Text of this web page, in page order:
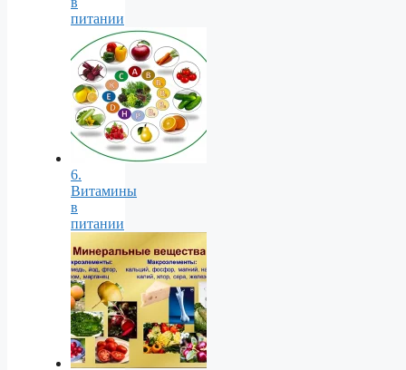
питании
6.
Витамины
в
питании